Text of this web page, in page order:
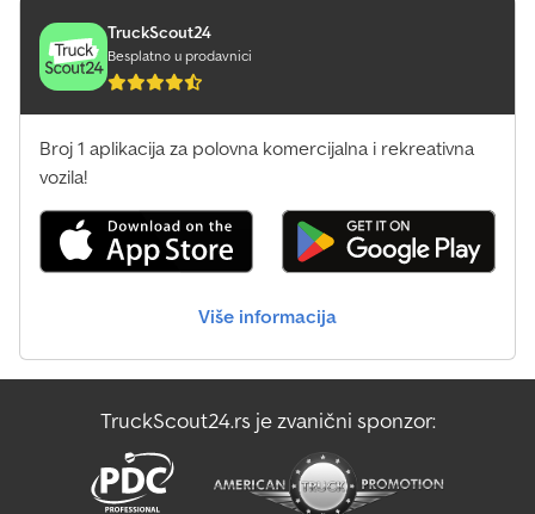
TruckScout24
Besplatno u prodavnici
Broj 1 aplikacija za polovna komercijalna i rekreativna
vozila!
Više informacija
TruckScout24.rs je zvanični sponzor: